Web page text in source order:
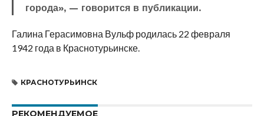
города», — говорится в публикации.
Галина Герасимовна Вульф родилась 22 февраля
1942 года в Краснотурьинске.
КРАСНОТУРЬИНСК
РЕКОМЕНДУЕМОЕ